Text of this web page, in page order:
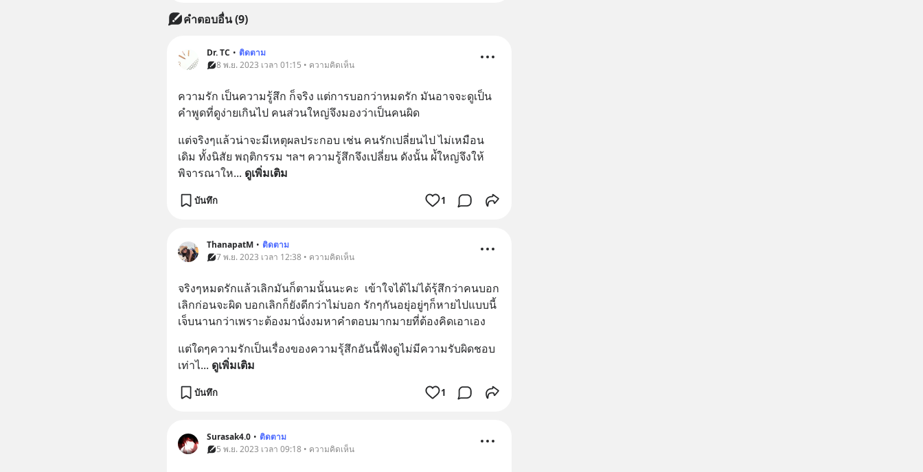
คำตอบอื่น(9)
Dr. TC • ติดตาม
8 พ.ย. 2023 เวลา 01:15 • ความคิดเห็น
ความรัก เป็นความรู้สึก ก็จริง แต่การบอกว่าหมดรัก มันอาจจะดูเป็น
คำพูดที่ดูง่ายเกินไป คนส่วนใหญ่จึงมองว่าเป็นคนผิด
แต่จริงๆแล้วน่าจะมีเหตุผลประกอบ เช่น คนรักเปลี่ยนไป ไม่เหมือน
เดิม ทั้งนิสัย พฤติกรรม ฯลฯ ความรู้สึกจึงเปลี่ยน ดังนั้น ผํ้ใหญ่จึงให้
พิจารณาให... ดูเพิ่มเติม
บันทึก 1
ThanapatM • ติดตาม
7 พ.ย. 2023 เวลา 12:38 • ความคิดเห็น
จริงๆหมดรักแล้วเลิกมันก็ตามนั้นนะคะ  เข้าใจได้ไม่ได้รุ้สึกว่าคนบอก
เลิกก่อนจะผิด บอกเลิกก็ยังดีกว่าไม่บอก รักๆกันอยุ่อยู่ๆก็หายไปแบบนี้
เจ็บนานกว่าเพราะต้องมานั่งงมหาคำตอบมากมายที่ต้องคิดเอาเอง
แต่ใดๆความรักเป็นเรื่องของความรุ้สึกอันนี้ฟังดูไม่มีความรับผิดชอบ
เท่าไ... ดูเพิ่มเติม
บันทึก 1
Surasak4.0 • ติดตาม
5 พ.ย. 2023 เวลา 09:18 • ความคิดเห็น